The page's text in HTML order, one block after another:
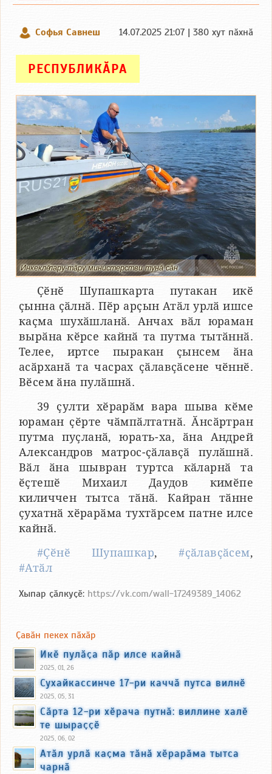
Софья Савнеш 14.07.2025 21:07 | 380 хут пӑхнӑ
РЕСПУБЛИКӐРА
Инкеклӗ лару-тӑру министерстви тунӑ сӑн
Ҫӗнӗ Шупашкарта путакан икӗ
ҫынна ҫӑлнӑ. Пӗр арҫын Атӑл урлӑ ишсе
каҫма шухӑшланӑ. Анчах вӑл юраман
вырӑна кӗрсе кайнӑ та путма тытӑннӑ.
Телее, иртсе пыракан ҫынсем ӑна
асӑрханӑ та часрах ҫӑлавҫӑсене чӗннӗ.
Вӗсем ӑна пулӑшнӑ.
39 ҫулти хӗрарӑм вара шыва кӗме
юраман ҫӗрте чӑмпӑлтатнӑ. Ӑнсӑртран
путма пуҫланӑ, юрать-ха, ӑна Андрей
Александров матрос-ҫӑлавҫӑ пулӑшнӑ.
Вӑл ӑна шывран туртса кӑларнӑ та
ӗҫтешӗ Михаил Даудов кимӗпе
киличчен тытса тӑнӑ. Кайран тӑнне
ҫухатнӑ хӗрарӑма тухтӑрсем патне илсе
кайнӑ.
#Ҫӗнӗ Шупашкар,#ҫӑлавҫӑсем,
#Атӑл
Хыпар ҫӑлкуҫӗ: https://vk.com/wall-17249389_14062
Ҫавӑн пекех пӑхӑр
Икӗ пулӑҫа пӑр илсе кайнӑ
2025, 01, 26
Сухайкассинче 17-ри каччӑ путса вилнӗ
2025, 05, 31
Сӑрта 12-ри хӗрача путнӑ: виллине халӗ
те шыраҫҫӗ
2025, 06, 02
Атӑл урлӑ каҫма тӑнӑ хӗрарӑма тытса
чарнӑ